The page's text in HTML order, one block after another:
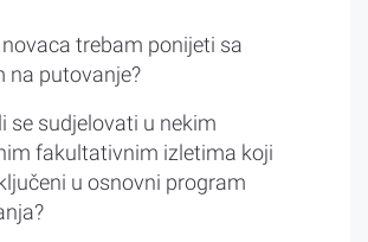
trebam ponijeti sa
na putovanje?
se sudjelovati u nekim
fakultativnim izletima koji
u osnovni program